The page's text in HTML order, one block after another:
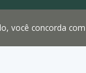
você concorda